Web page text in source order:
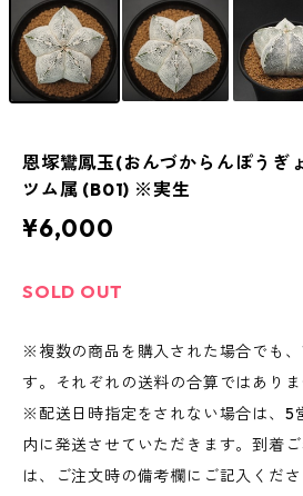
恩塚鸞鳳玉(おんづからんぽうぎ
ツム属 (B01) ※実生
¥6,000
SOLD OUT
※複数の商品を購入された場合でも
す。それぞれの送料の合算ではありま
※配送日時指定をされない場合は、5
内に発送させていただきます。到着
は、ご注文時の備考欄にご記入くださ